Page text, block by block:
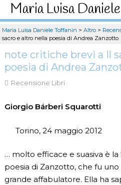
Maria Luisa
Maria Luisa Daniele Toffanin > Altro >
sacro e altro nella poesia di Andrea Zanzotto
note critiche brevi a Il
poesia di Andrea
Recensione Libri
Giorgio Bárberi Squarotti
Torino, 24 maggio 2012
… molto efficace e suasiva è
poesia di Zanzotto, che fu
grande affabulatore. Ella ha